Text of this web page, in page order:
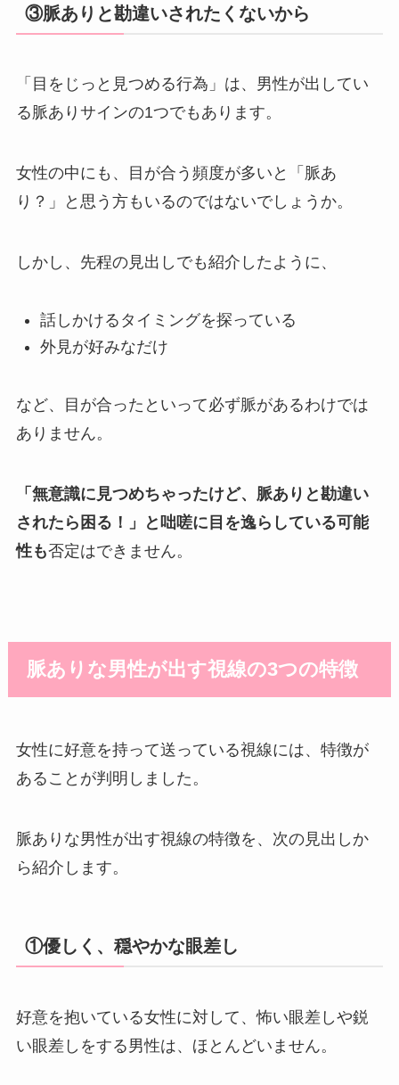
③脈ありと勘違いされたくないから
「目をじっと見つめる行為」は、男性が出してい
る脈ありサインの1つでもあります。
女性の中にも、目が合う頻度が多いと「脈あ
り？」と思う方もいるのではないでしょうか。
しかし、先程の見出しでも紹介したように、
話しかけるタイミングを探っている
外見が好みなだけ
など、目が合ったといって必ず脈があるわけでは
ありません。
「無意識に見つめちゃったけど、脈ありと勘違い
されたら困る！」と咄嗟に目を逸らしている可能
性も否定はできません。
脈ありな男性が出す視線の3つの特徴
女性に好意を持って送っている視線には、特徴が
あることが判明しました。
脈ありな男性が出す視線の特徴を、次の見出しか
ら紹介します。
①優しく、穏やかな眼差し
好意を抱いている女性に対して、怖い眼差しや鋭
い眼差しをする男性は、ほとんどいません。